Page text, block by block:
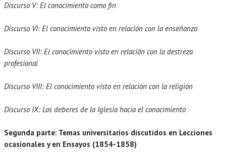
Discurso V: El conocimiento como fin
Discurso VI: El conocimiento visto en relación con la enseñanza
Discurso VII: El conocimiento visto en relación con la destreza
profesional
Discurso VIII: El conocimiento visto en relación con la religión
Discurso IX: Los deberes de la Iglesia hacia el conocimiento
Segunda parte: Temas universitarios discutidos en Lecciones
ocasionales y en Ensayos (1854-1858)